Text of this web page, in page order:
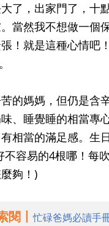
了，出家門了，十
當然我不想做一個
！就是這種心情吧！
媽媽，但仍是含辛
、睡覺睡的相當專
相當的滿足感。生
容易的4根哪！每
夠！)
閱丨忙碌爸媽必讀手